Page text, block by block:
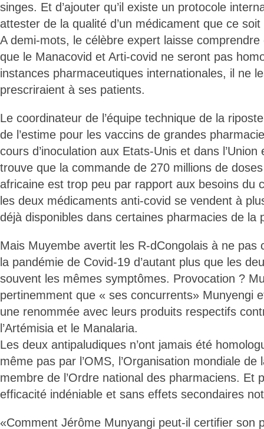
singes. Et d’ajouter qu’il existe un protocole
attester de la qualité d’un médicament que ce
A demi-mots, le célèbre expert laisse comprendre
que le Manacovid et Arti-covid ne seront pas
instances pharmaceutiques internationales, il ne
prescriraient à ses patients.
Le coordinateur de l’équipe technique de la
de l’estime pour les vaccins de grandes
cours d’inoculation aux Etats-Unis et dans
trouve que la commande de 270 millions de doses
africaine est trop peu par rapport aux besoins du
les deux médicaments anti-covid se vendent à
déjà disponibles dans certaines pharmacies de la
Mais Muyembe avertit les R-dCongolais à ne pas
la pandémie de Covid-19 d’autant plus que les
souvent les mêmes symptômes. Provocation ?
pertinemment que « ses concurrents» Munyengi
une renommée avec leurs produits respectifs
l’Artémisia et le Manalaria.
Les deux antipaludiques n’ont jamais été
même pas par l’OMS, l’Organisation mondiale
membre de l’Ordre national des pharmaciens. Et
efficacité indéniable et sans effets secondaires
«Comment Jérôme Munyangi peut-il certifier son